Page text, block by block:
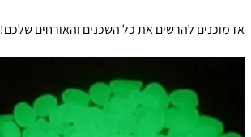
אז מוכנים להרשים את כל השכנים והאורחים שלכם!